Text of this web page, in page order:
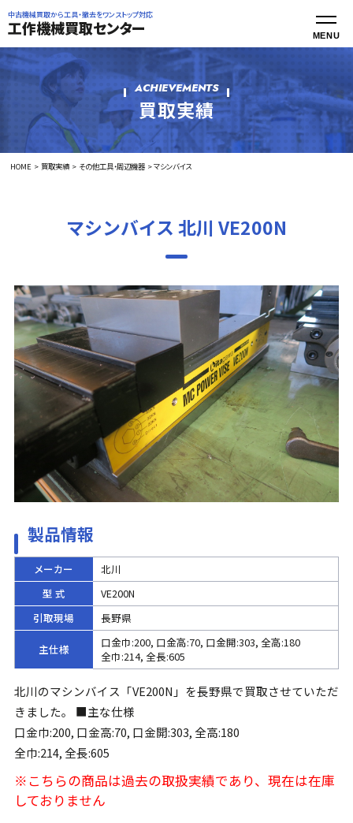
中古機械買取から工具・撤去をワンストップ対応
工作機械買取センター
ACHIEVEMENTS
買取実績
HOME 買取実績 その他工具・周辺機器 マシンバイス
マシンバイス 北川 VE200N
製品情報
メーカー
北川
型 式
VE200N
引取現場
長野県
主仕様
口金巾:200, 口金高:70, 口金開:303, 全高:180
全巾:214, 全長:605
北川のマシンバイス「VE200N」を長野県で買取させていただ
きました。 ■主な仕様
口金巾:200, 口金高:70, 口金開:303, 全高:180
全巾:214, 全長:605
※こちらの商品は過去の取扱実績であり、現在は在庫
しておりません